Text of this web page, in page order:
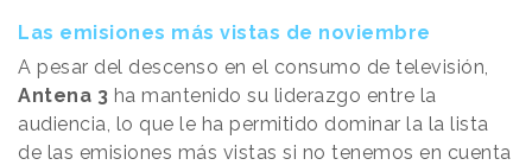
Las emisiones más vistas de noviembre
A pesar del descenso en el consumo de televisión,
Antena 3 ha mantenido su liderazgo entre la
audiencia, lo que le ha permitido dominar la la lista
de las emisiones más vistas si no tenemos en cuenta